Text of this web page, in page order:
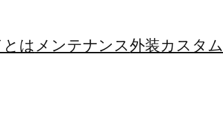
はメンテナンス外装カスタム